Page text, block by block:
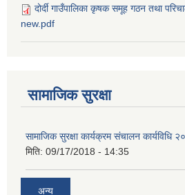
दोर्दी गाउँपालिका कृषक समूह गठन तथा
new.pdf
सामाजिक सुरक्षा
सामाजिक सुरक्षा कार्यक्रम संचालन कार्यविधि
मिति: 09/17/2018 - 14:35
अन्य